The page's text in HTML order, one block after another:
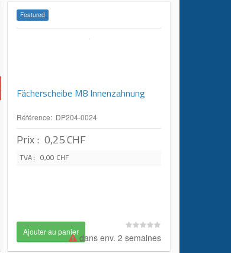
Featured
Fächerscheibe M8 Innenzahnung
Référence: DP204-0024
Prix : 0,25 CHF
TVA : 0,00 CHF
dans env. 2 semaines